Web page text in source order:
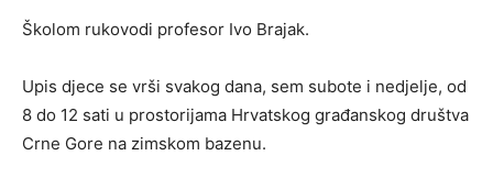
Školom rukovodi profesor Ivo Brajak.
Upis djece se vrši svakog dana, sem subote i nedjelje, od
8 do 12 sati u prostorijama Hrvatskog građanskog društva
Crne Gore na zimskom bazenu.